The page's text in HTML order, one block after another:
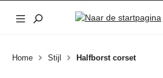
Ga naar de hoofdinhoud
Home Stijl Halfborst corset